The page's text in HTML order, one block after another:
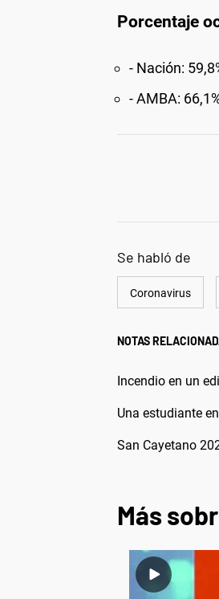
Porcentaje
- Nación:
- AMBA:
Se habló de
Coronavirus
NOTAS
Incendio en un
Una estudiante
San Cayetano
Más